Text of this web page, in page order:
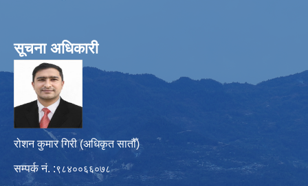
सूचना अधिकारी
रोशन कुमार गिरी (अधिकृत सातौँ)
सम्पर्क नं. :९८४००६६०७८